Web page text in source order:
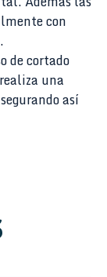
con
de cortado
una
así